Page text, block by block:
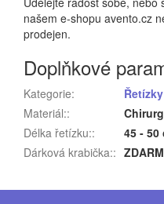
našem e-shopu avento.cz
prodejen.
Doplňkové
Kategorie:
Materiál::
Délka řetízku::
45 - 50
Dárková krabička::